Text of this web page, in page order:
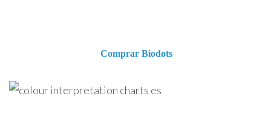
Comprar Biodots